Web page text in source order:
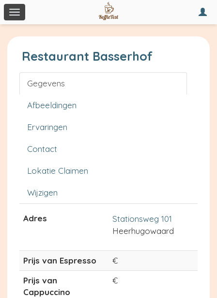
Toggle
navigation
Restaurant Basserhof
Gegevens
Afbeeldingen
Ervaringen
Contact
Lokatie Claimen
Wijzigen
Adres
Stationsweg 101
Heerhugowaard
Prijs van Espresso
€
Prijs van
Cappuccino
€